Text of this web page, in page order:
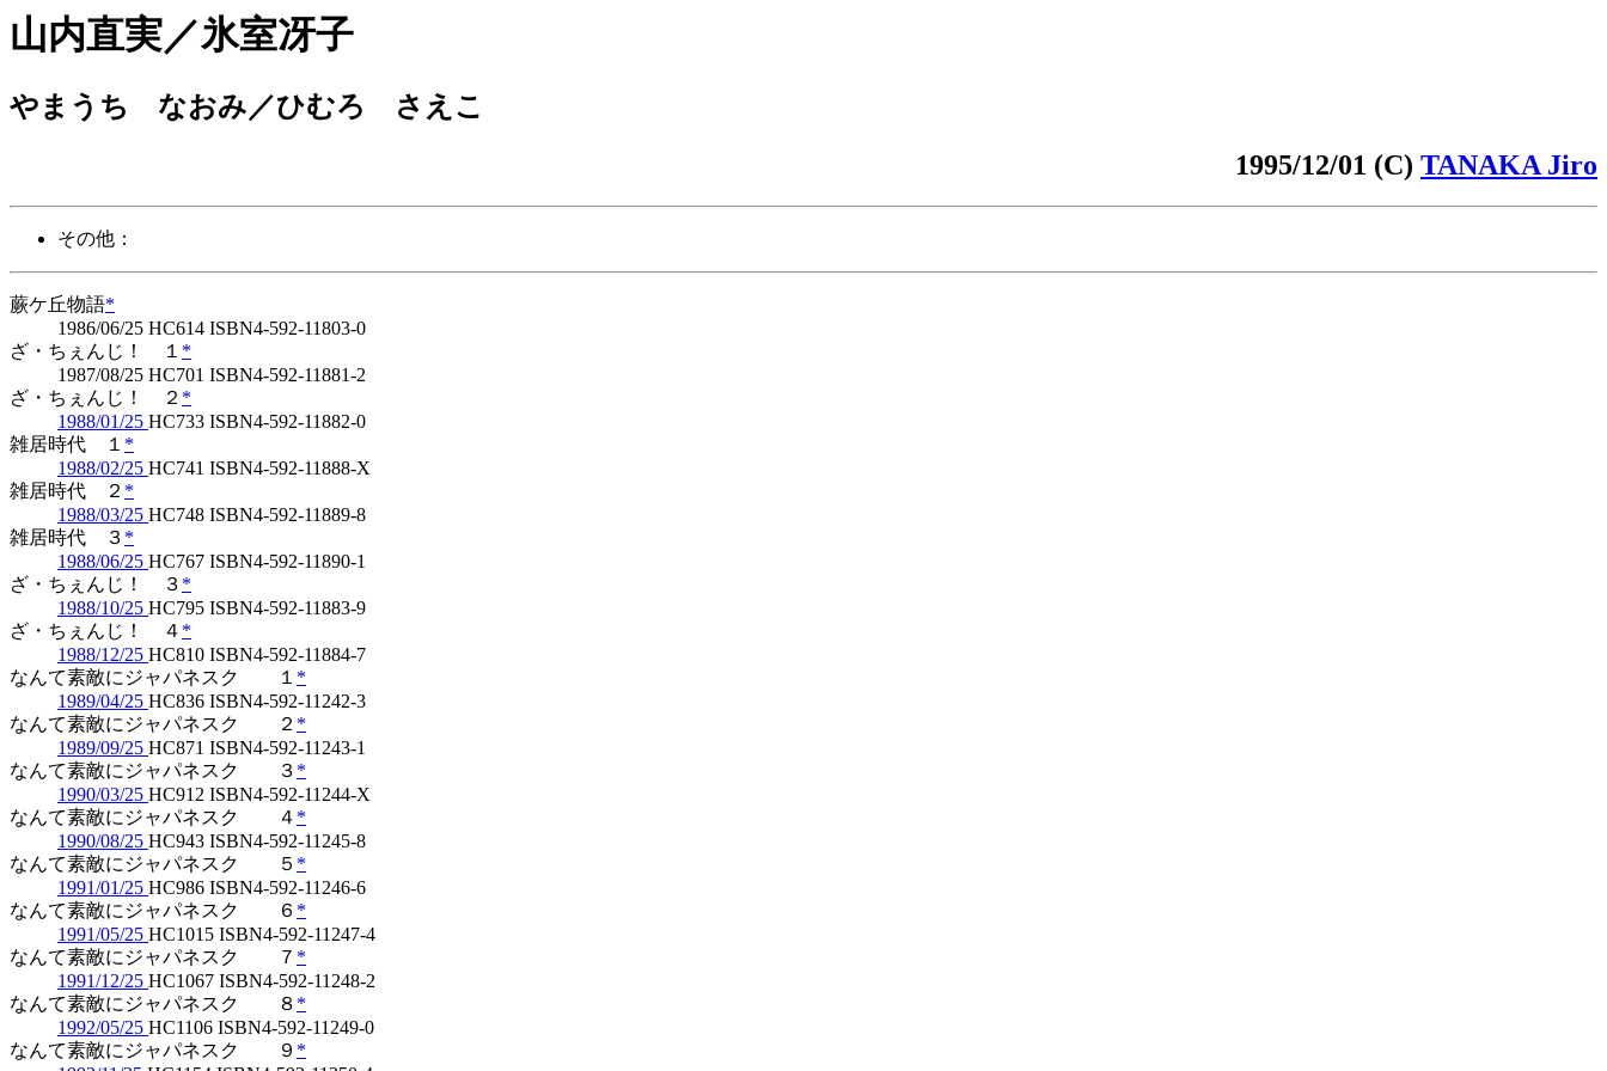
山内直実／氷室冴子
やまうち なおみ／ひむろ さえこ
1995/12/01 (C) TANAKA Jiro
その他：
蕨ケ丘物語*
1986/06/25 HC614 ISBN4-592-11803-0
ざ・ちぇんじ！ １ *
1987/08/25 HC701 ISBN4-592-11881-2
ざ・ちぇんじ！ ２ *
1988/01/25 HC733 ISBN4-592-11882-0
雑居時代 １ *
1988/02/25 HC741 ISBN4-592-11888-X
雑居時代 ２ *
1988/03/25 HC748 ISBN4-592-11889-8
雑居時代 ３ *
1988/06/25 HC767 ISBN4-592-11890-1
ざ・ちぇんじ！ ３ *
1988/10/25 HC795 ISBN4-592-11883-9
ざ・ちぇんじ！ ４ *
1988/12/25 HC810 ISBN4-592-11884-7
なんて素敵にジャパネスク １ *
1989/04/25 HC836 ISBN4-592-11242-3
なんて素敵にジャパネスク ２ *
1989/09/25 HC871 ISBN4-592-11243-1
なんて素敵にジャパネスク ３ *
1990/03/25 HC912 ISBN4-592-11244-X
なんて素敵にジャパネスク ４ *
1990/08/25 HC943 ISBN4-592-11245-8
なんて素敵にジャパネスク ５ *
1991/01/25 HC986 ISBN4-592-11246-6
なんて素敵にジャパネスク ６ *
1991/05/25 HC1015 ISBN4-592-11247-4
なんて素敵にジャパネスク ７ *
1991/12/25 HC1067 ISBN4-592-11248-2
なんて素敵にジャパネスク ８ *
1992/05/25 HC1106 ISBN4-592-11249-0
なんて素敵にジャパネスク ９ *